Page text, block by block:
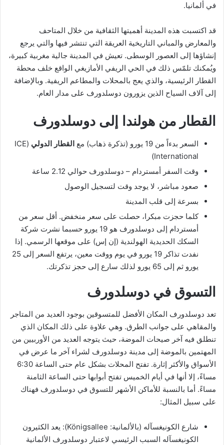
في ألمانيا.
قد اكتسبت هذه المدينة أهميتها الثقافية من خلال المتاحف
والمعارض والمباني التاريخية العريقة التي تنتشر فيها والتي يرجع
إنشاؤها إلى العصور الوسطى. تعيش في المدينة جالية مغربية كبيرة،
ويُمكنك تلمّس ذلك في الحي الريفي الأمازيغي الواقع خلف محطة
القطار الرئيسية، والذي يعج بالمحلات والمطاعم الريفية. وبالإضافة
إلى آلاف السياح الذين يزورون دوسلدورف على مدار العام.
القطار من هولندا إلى دوسلدورف
السعر بدءاً من 19 يورو (تذكرة ذهاب) مع القطار الدولي (ICE
International)
وقت السفر أمستردام – دوسلدورف حوالي 2.12 ساعة
صعود مباشر، لا يوجد وقت لتسجيل الوصول
بسرعة إلى قلب المدينة
كلما حجزت مبكرا، حصلت على سعر منخفض. أقل سعر من
أمستردام إلى دوسلدورف هو 19 يورو حسبما نشرت شركة
السكك الحديدية الهولندية (إن إس) على موقعها الرسمي. إذا
نفدت تذاكر 19 يورو في يوم ووقت معين، يرتفع السعر إلى 25
يورو ثم إلى 65 يورو لذلك سارع إلى حجز تذكرتك.
التسوق في دوسلدورف
تعد دوسلدورف المكان الأفضل للمتسوقين بوجود العديد من المتاجر
والمقاهي على جوانب الطرق. وهي علاوة على ذلك المكان الذي
تنطلق فيه آخر صيحات الموضة، حيث يتوجه العديد من الأوربيين من
المهتمين بالموضة إلى مدينة دوسلدورف لشراء آخر ما عرض في
الأسواق والأكثر إثارة. تفتح المحلات بشكل عام حتى الساعة 6:30
مساءً، إلا أنها في أيام الخميس تفتح أبوابها حتى الساعة الثامنة
مساءً. أما بالنسبة للأماكن الأشهر للتسوق في دوسلدورف فهناك
على سبيل المثال:
شارع الكونيغسآله (بالألمانية: Königsallee): يعد الكثيرون
الكونيغسآله السبب الرئيسي لاعتبار دوسلدورف الألمانية